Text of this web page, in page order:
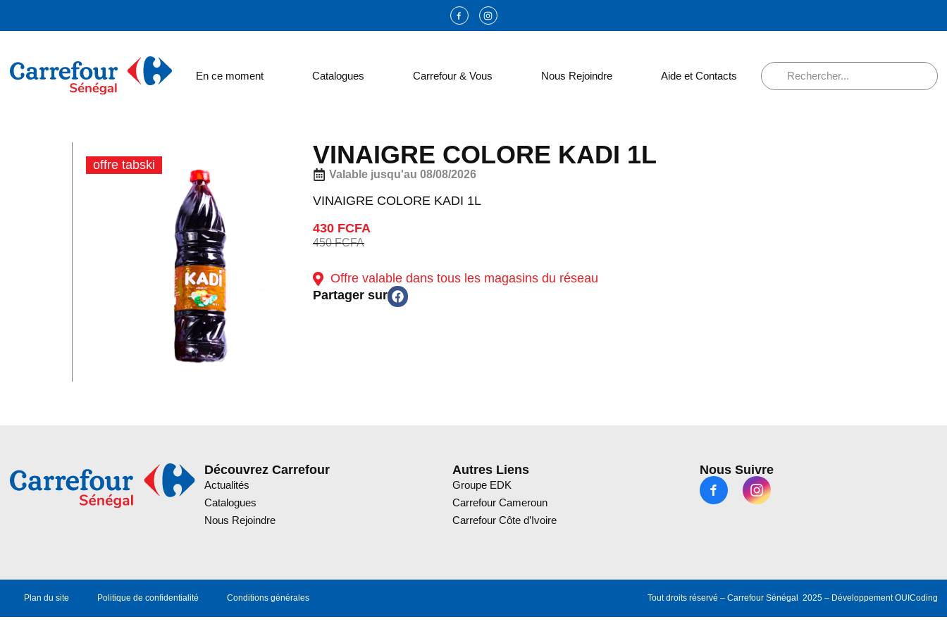
En ce moment Catalogues Carrefour & Vous Nous Rejoindre Aide et Contacts
offre tabski VINAIGRE COLORE KADI 1L
Valable jusqu'au 08/08/2026
VINAIGRE COLORE KADI 1L
430 FCFA
450 FCFA
Offre valable dans tous les magasins du réseau
Partager sur
Découvrez Carrefour
Actualités
Catalogues
Nous Rejoindre
Autres Liens
Groupe EDK
Carrefour Cameroun
Carrefour Côte d’Ivoire
Nous Suivre
Plan du site Politique de confidentialité Conditions générales Tout droits réservé – Carrefour Sénégal 2025 – DéveloppementOUICoding